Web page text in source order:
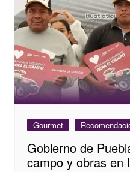
Gourmet
Gobierno de
campo y obras en